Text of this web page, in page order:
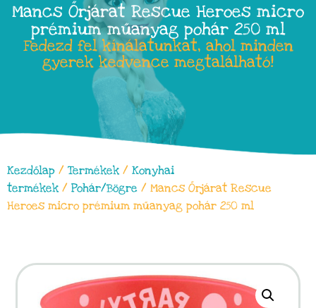
Mancs Őrjárat Rescue Heroes micro
prémium műanyag pohár 250 ml
Fedezd fel kínálatunkat, ahol minden
gyerek kedvence megtalálható!
Kezdőlap / Termékek / Konyhai
termékek / Pohár/Bögre / Mancs Őrjárat Rescue
Heroes micro prémium műanyag pohár 250 ml